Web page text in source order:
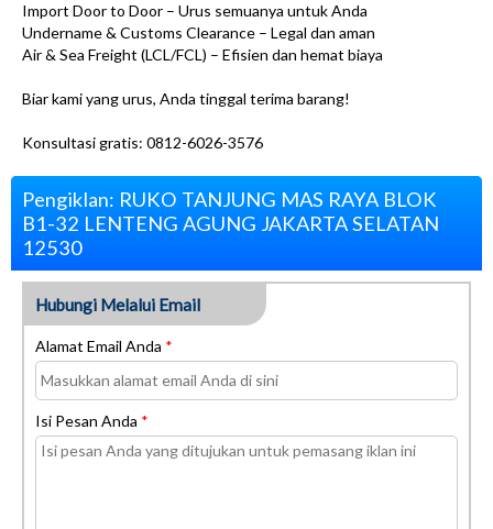
Import Door to Door – Urus semuanya untuk Anda
Undername & Customs Clearance – Legal dan aman
Air & Sea Freight (LCL/FCL) – Efisien dan hemat biaya
Biar kami yang urus, Anda tinggal terima barang!
Konsultasi gratis: 0812-6026-3576
Pengiklan: RUKO TANJUNG MAS RAYA BLOK
B1-32 LENTENG AGUNG JAKARTA SELATAN
12530
Hubungi Melalui Email
Alamat Email Anda *
Isi Pesan Anda *